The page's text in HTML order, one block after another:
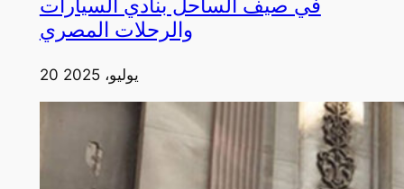
في صيف الساحل بنادي السيارات
والرحلات المصري
20 يوليو، 2025